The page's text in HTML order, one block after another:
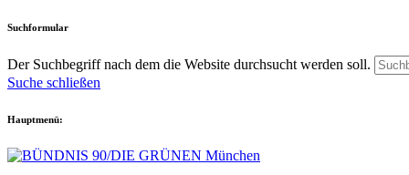
Suchformular
Der Suchbegriff nach dem die Website durchsucht werden soll.
Suche schließen
Hauptmenü: